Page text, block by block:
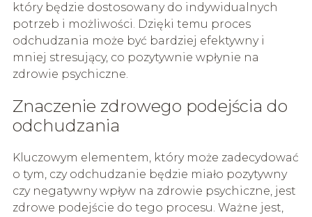
który będzie dostosowany do indywidualnych
potrzeb i możliwości. Dzięki temu proces
odchudzania może być bardziej efektywny i
mniej stresujący, co pozytywnie wpłynie na
zdrowie psychiczne.
Znaczenie zdrowego podejścia do
odchudzania
Kluczowym elementem, który może zadecydować
o tym, czy odchudzanie będzie miało pozytywny
czy negatywny wpływ na zdrowie psychiczne, jest
zdrowe podejście do tego procesu. Ważne jest,